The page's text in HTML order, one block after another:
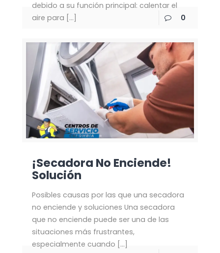
debido a su función principal: calentar el
aire para […] 0
¡Secadora No Enciende!
Solución
Posibles causas por las que una secadora
no enciende y soluciones Una secadora
que no enciende puede ser una de las
situaciones más frustrantes,
especialmente cuando […]